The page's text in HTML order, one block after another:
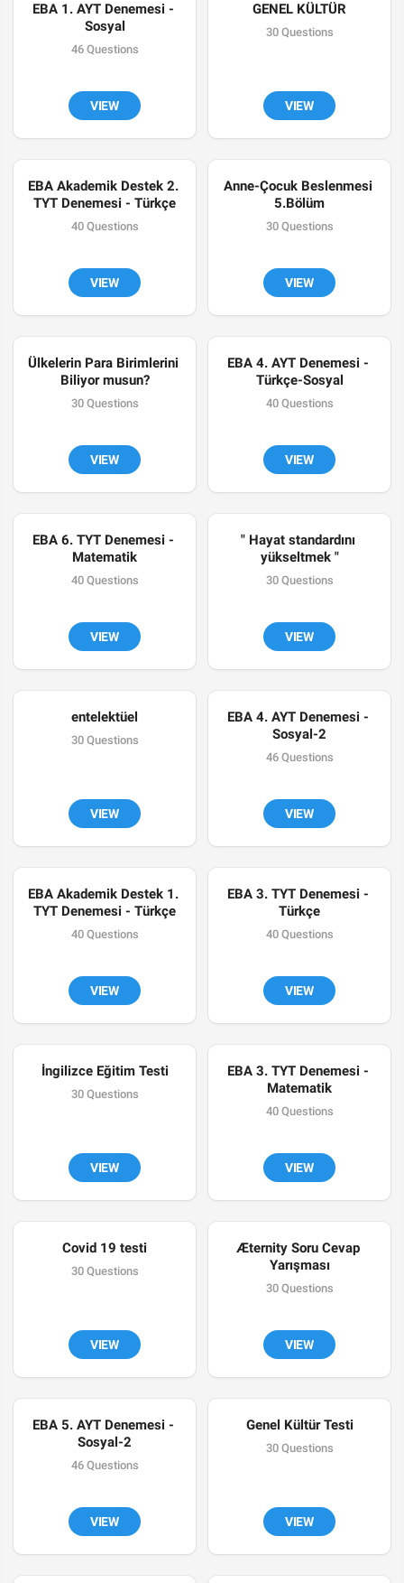
EBA 1. AYT Denemesi -
Sosyal
46 Questions
VIEW
GENEL KÜLTÜR
30 Questions
VIEW
EBA Akademik Destek 2.
TYT Denemesi - Türkçe
40 Questions
VIEW
Anne-Çocuk Beslenmesi
5.Bölüm
30 Questions
VIEW
Ülkelerin Para Birimlerini
Biliyor musun?
30 Questions
VIEW
EBA 4. AYT Denemesi -
Türkçe-Sosyal
40 Questions
VIEW
EBA 6. TYT Denemesi -
Matematik
40 Questions
VIEW
" Hayat standardını
yükseltmek "
30 Questions
VIEW
entelektüel
30 Questions
VIEW
EBA 4. AYT Denemesi -
Sosyal-2
46 Questions
VIEW
EBA Akademik Destek 1.
TYT Denemesi - Türkçe
40 Questions
VIEW
EBA 3. TYT Denemesi -
Türkçe
40 Questions
VIEW
İngilizce Eğitim Testi
30 Questions
VIEW
EBA 3. TYT Denemesi -
Matematik
40 Questions
VIEW
Covid 19 testi
30 Questions
VIEW
Æternity Soru Cevap
Yarışması
30 Questions
VIEW
EBA 5. AYT Denemesi -
Sosyal-2
46 Questions
VIEW
Genel Kültür Testi
30 Questions
VIEW